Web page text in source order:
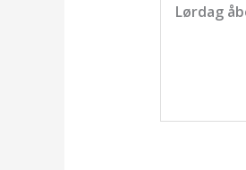
Lørdag